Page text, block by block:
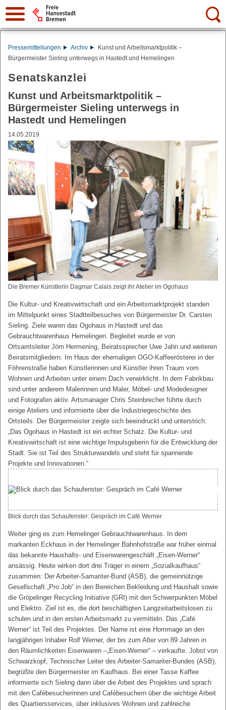
Suche:
Pressemitteilungen Archiv
Kunst und Arbeitsmarktpolitik –
Bürgermeister Sieling unterwegs in Hastedt und Hemelingen
Senatskanzlei
Kunst und Arbeitsmarktpolitik –
Bürgermeister Sieling unterwegs in
Hastedt und Hemelingen
14.05.2019
Die Bremer Künstlerin Dagmar Calais zeigt ihr Atelier im Ogohaus
Die Kultur- und Kreativwirtschaft und ein Arbeitsmarktprojekt standen
im Mittelpunkt eines Stadtteilbesuches von Bürgermeister Dr. Carsten
Sieling. Ziele waren das Ogohaus in Hastedt und das
Gebrauchtwarenhaus Hemelingen. Begleitet wurde er von
Ortsamtsleiter Jörn Hermening, Beiratssprecher Uwe Jahn und weiteren
Beiratsmitgliedern. Im Haus der ehemaligen OGO-Kaffeerösterei in der
Föhrenstraße haben Künstlerinnen und Künstler ihren Traum vom
Wohnen und Arbeiten unter einem Dach verwirklicht. In dem Fabrikbau
sind unter anderem Malerinnen und Maler, Möbel- und Modedesigner
und Fotografen aktiv. Artsmanager Chris Steinbrecher führte durch
einige Ateliers und informierte über die Industriegeschichte des
Ortsteils. Der Bürgermeister zeigte sich beeindruckt und unterstrich:
„Das Ogohaus in Hastedt ist ein echter Schatz. Die Kultur- und
Kreativwirtschaft ist eine wichtige Impulsgeberin für die Entwicklung der
Stadt. Sie ist Teil des Strukturwandels und steht für spannende
Projekte und Innovationen.“
Blick durch das Schaufenster: Gespräch im Café Werner
Weiter ging es zum Hemelinger Gebrauchtwarenhaus. In dem
markanten Eckhaus in der Hemelinger Bahnhofstraße war früher einmal
das bekannte Haushalts- und Eisenwarengeschäft „Eisen-Werner“
ansässig. Heute wirken dort drei Träger in einem „Sozialkaufhaus“
zusammen: Der Arbeiter-Samariter-Bund (ASB), die gemeinnützige
Gesellschaft „Pro Job“ in den Bereichen Bekleidung und Haushalt sowie
die Gröpelinger Recycling Initiative (GRI) mit den Schwerpunkten Möbel
und Elektro. Ziel ist es, die dort beschäftigten Langzeitarbeitslosen zu
schulen und in den ersten Arbeitsmarkt zu vermitteln. Das „Café
Werner“ ist Teil des Projektes. Der Name ist eine Hommage an den
langjährigen Inhaber Rolf Werner, der bis zum Alter von 89 Jahren in
den Räumlichkeiten Eisenwaren –„Eisen-Werner“ – verkaufte. Jobst von
Schwarzkopf, Technischer Leiter des Arbeiter-Samariter-Bundes (ASB),
begrüßte den Bürgermeister im Kaufhaus. Bei einer Tasse Kaffee
informierte sich Sieling dann über die Arbeit des Projektes und sprach
mit den Cafébesucherinnen und Cafébesuchern über die wichtige Arbeit
des Quartiersservices, über inklusives Wohnen und zahlreiche